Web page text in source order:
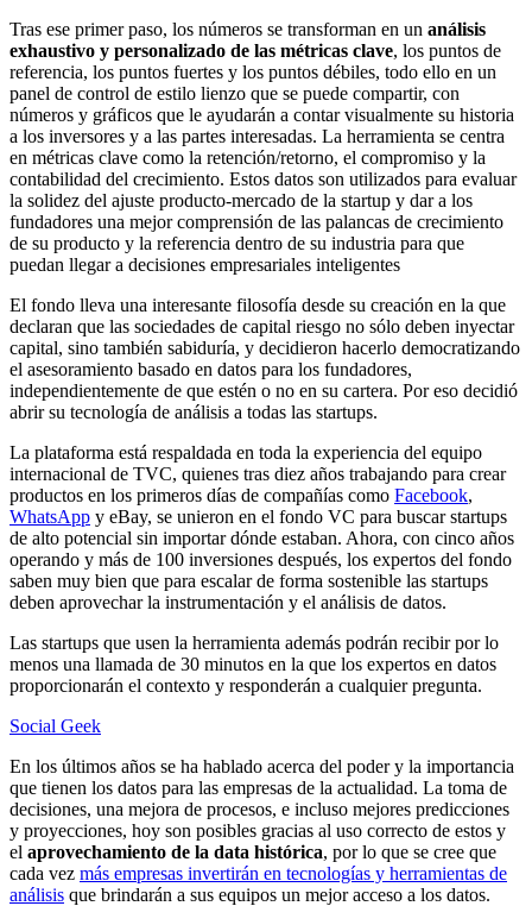
Tras ese primer paso, los números se transforman en un análisis
exhaustivo y personalizado de las métricas clave, los puntos de
referencia, los puntos fuertes y los puntos débiles, todo ello en un
panel de control de estilo lienzo que se puede compartir, con
números y gráficos que le ayudarán a contar visualmente su historia
a los inversores y a las partes interesadas. La herramienta se centra
en métricas clave como la retención/retorno, el compromiso y la
contabilidad del crecimiento. Estos datos son utilizados para evaluar
la solidez del ajuste producto-mercado de la startup y dar a los
fundadores una mejor comprensión de las palancas de crecimiento
de su producto y la referencia dentro de su industria para que
puedan llegar a decisiones empresariales inteligentes
El fondo lleva una interesante filosofía desde su creación en la que
declaran que las sociedades de capital riesgo no sólo deben inyectar
capital, sino también sabiduría, y decidieron hacerlo democratizando
el asesoramiento basado en datos para los fundadores,
independientemente de que estén o no en su cartera. Por eso decidió
abrir su tecnología de análisis a todas las startups.
La plataforma está respaldada en toda la experiencia del equipo
internacional de TVC, quienes tras diez años trabajando para crear
productos en los primeros días de compañías como Facebook,
WhatsApp y eBay, se unieron en el fondo VC para buscar startups
de alto potencial sin importar dónde estaban. Ahora, con cinco años
operando y más de 100 inversiones después, los expertos del fondo
saben muy bien que para escalar de forma sostenible las startups
deben aprovechar la instrumentación y el análisis de datos.
Las startups que usen la herramienta además podrán recibir por lo
menos una llamada de 30 minutos en la que los expertos en datos
proporcionarán el contexto y responderán a cualquier pregunta.
Social Geek
En los últimos años se ha hablado acerca del poder y la importancia
que tienen los datos para las empresas de la actualidad. La toma de
decisiones, una mejora de procesos, e incluso mejores predicciones
y proyecciones, hoy son posibles gracias al uso correcto de estos y
el aprovechamiento de la data histórica, por lo que se cree que
cada vez más empresas invertirán en tecnologías y herramientas de
análisis que brindarán a sus equipos un mejor acceso a los datos.